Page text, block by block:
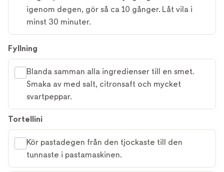
igenom degen, gör så ca 10 gånger. Låt vila i
minst 30 minuter.
Fyllning
Blanda samman alla ingredienser till en smet.
Smaka av med salt, citronsaft och mycket
svartpeppar.
Tortellini
Kör pastadegen från den tjockaste till den
tunnaste i pastamaskinen.